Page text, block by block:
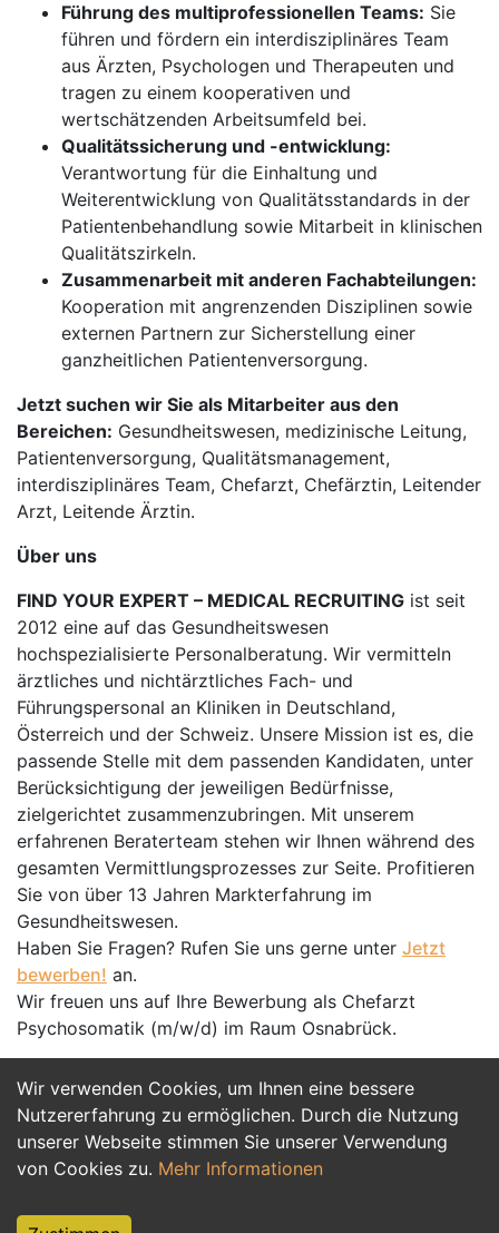
Wir verwenden Cookies, um Ihnen eine bessere
Nutzererfahrung zu ermöglichen. Durch die Nutzung
unserer Webseite stimmen Sie unserer Verwendung
von Cookies zu. Mehr Informationen
Führung des multiprofessionellen Teams: Sie
führen und fördern ein interdisziplinäres Team
aus Ärzten, Psychologen und Therapeuten und
tragen zu einem kooperativen und
wertschätzenden Arbeitsumfeld bei.
Qualitätssicherung und -entwicklung:
Verantwortung für die Einhaltung und
Weiterentwicklung von Qualitätsstandards in der
Patientenbehandlung sowie Mitarbeit in klinischen
Qualitätszirkeln.
Zusammenarbeit mit anderen Fachabteilungen:
Kooperation mit angrenzenden Disziplinen sowie
externen Partnern zur Sicherstellung einer
ganzheitlichen Patientenversorgung.
Jetzt suchen wir Sie als Mitarbeiter aus den
Bereichen: Gesundheitswesen, medizinische Leitung,
Patientenversorgung, Qualitätsmanagement,
interdisziplinäres Team, Chefarzt, Chefärztin, Leitender
Arzt, Leitende Ärztin.
Über uns
FIND YOUR EXPERT – MEDICAL RECRUITING ist seit
2012 eine auf das Gesundheitswesen
hochspezialisierte Personalberatung. Wir vermitteln
ärztliches und nichtärztliches Fach- und
Führungspersonal an Kliniken in Deutschland,
Österreich und der Schweiz. Unsere Mission ist es, die
passende Stelle mit dem passenden Kandidaten, unter
Berücksichtigung der jeweiligen Bedürfnisse,
zielgerichtet zusammenzubringen. Mit unserem
erfahrenen Beraterteam stehen wir Ihnen während des
gesamten Vermittlungsprozesses zur Seite. Profitieren
Sie von über 13 Jahren Markterfahrung im
Gesundheitswesen.
Haben Sie Fragen? Rufen Sie uns gerne unter Jetzt
bewerben! an.
Wir freuen uns auf Ihre Bewerbung als Chefarzt
Psychosomatik (m/w/d) im Raum Osnabrück.
Jetzt Bewerben